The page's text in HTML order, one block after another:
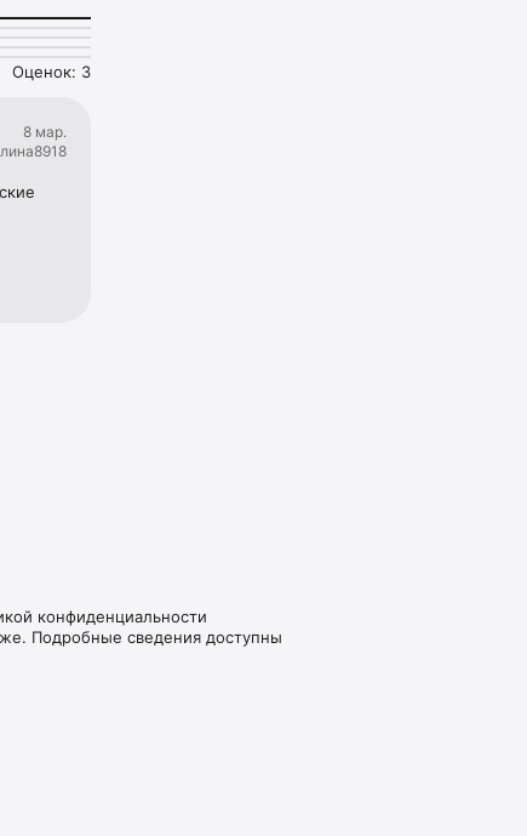
Оценок: 3
8 мар.
конфиденциальности
Подробные сведения доступны